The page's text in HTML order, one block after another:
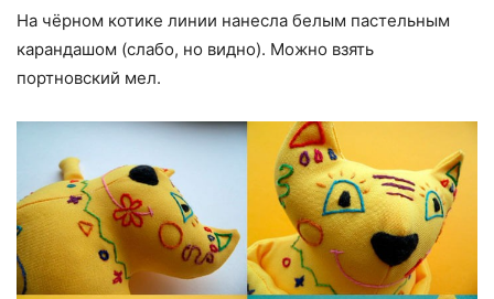
На чёрном котике линии нанесла белым пастельным
карандашом (слабо, но видно). Можно взять
портновский мел.